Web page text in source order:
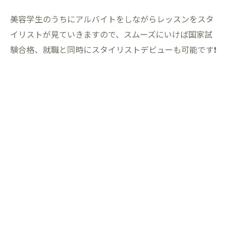
美容学生のうちにアルバイトをしながらレッスンをスタ
イリストが見ていきますので、スムーズにいけば国家試
験合格、就職と同時にスタイリストデビューも可能です❗